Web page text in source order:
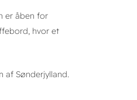
er åben for
hvor et
af Sønderjylland.